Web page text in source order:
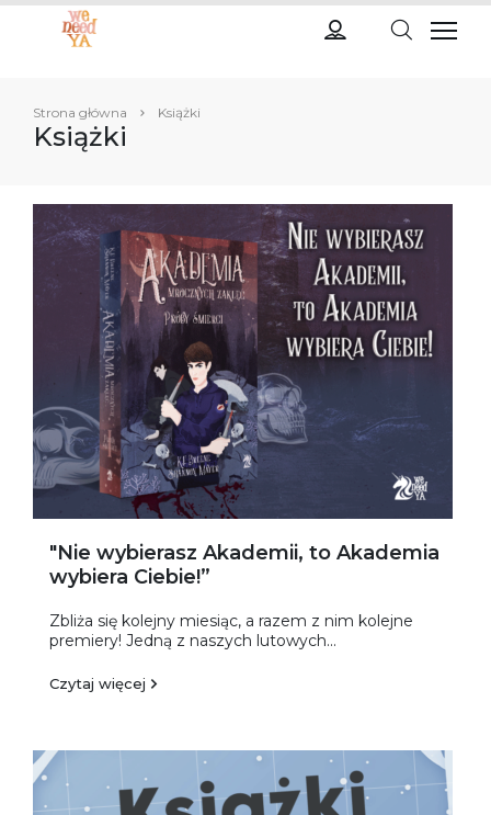
Strona główna Książki
Książki
"Nie wybierasz Akademii, to Akademia
wybiera Ciebie!”
Zbliża się kolejny miesiąc, a razem z nim kolejne
premiery! Jedną z naszych lutowych...
Czytaj więcej